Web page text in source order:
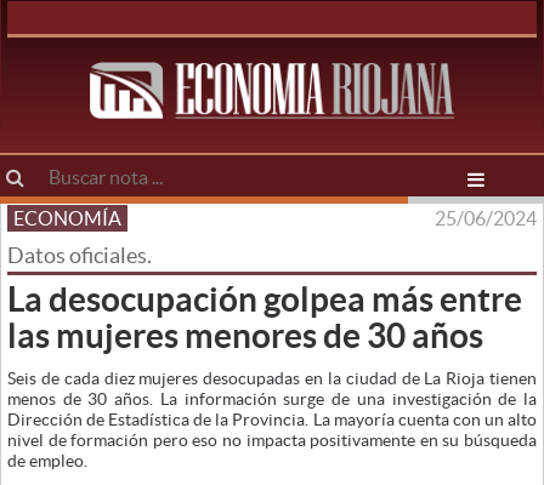
ECONOMÍA 25/06/2024
Datos oficiales.
La desocupación golpea más entre
las mujeres menores de 30 años
Seis de cada diez mujeres desocupadas en la ciudad de La Rioja tienen
menos de 30 años. La información surge de una investigación de la
Dirección de Estadística de la Provincia. La mayoría cuenta con un alto
nivel de formación pero eso no impacta positivamente en su búsqueda
de empleo.